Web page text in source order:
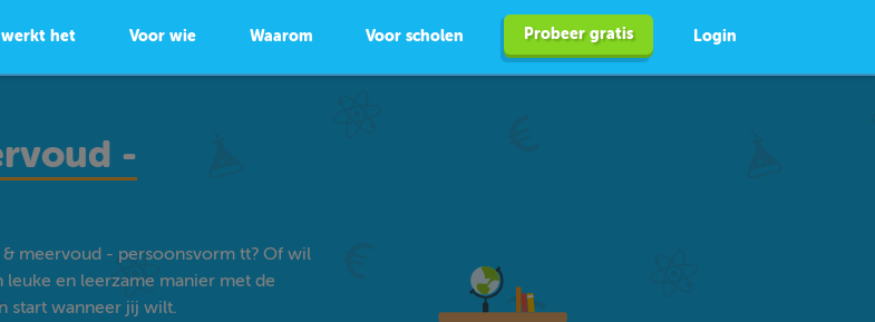
werkt het Voor wie Waarom Voor scholen Probeer gratis Login
-
meervoud - persoonsvorm tt? Of wil
en leerzame manier met de
start wanneer jij wilt.